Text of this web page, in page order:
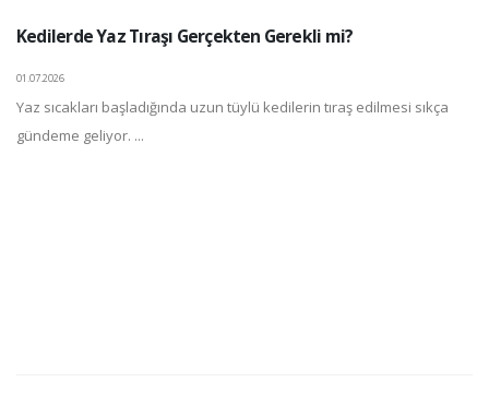
Kedilerde Yaz Tıraşı Gerçekten Gerekli mi?
01.07.2026
Yaz sıcakları başladığında uzun tüylü kedilerin tıraş edilmesi sıkça
gündeme geliyor. ...